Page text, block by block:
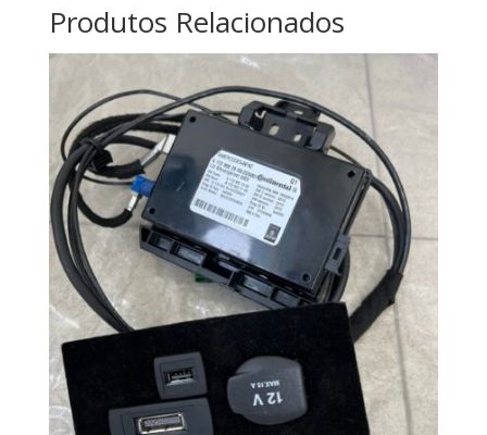
Produtos Relacionados